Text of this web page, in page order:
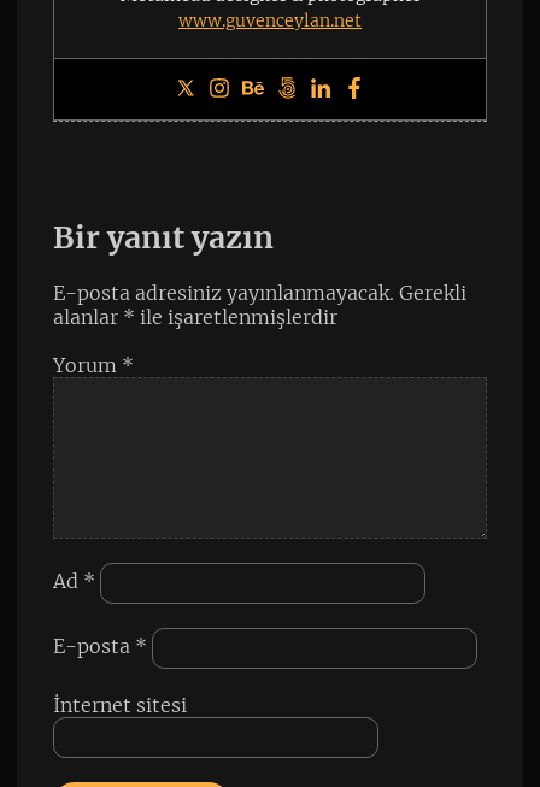
www.guvenceylan.net
Bir yanıt yazın
E-posta adresiniz yayınlanmayacak. Gerekli
alanlar * ile işaretlenmişlerdir
Yorum *
Ad *
E-posta *
İnternet sitesi